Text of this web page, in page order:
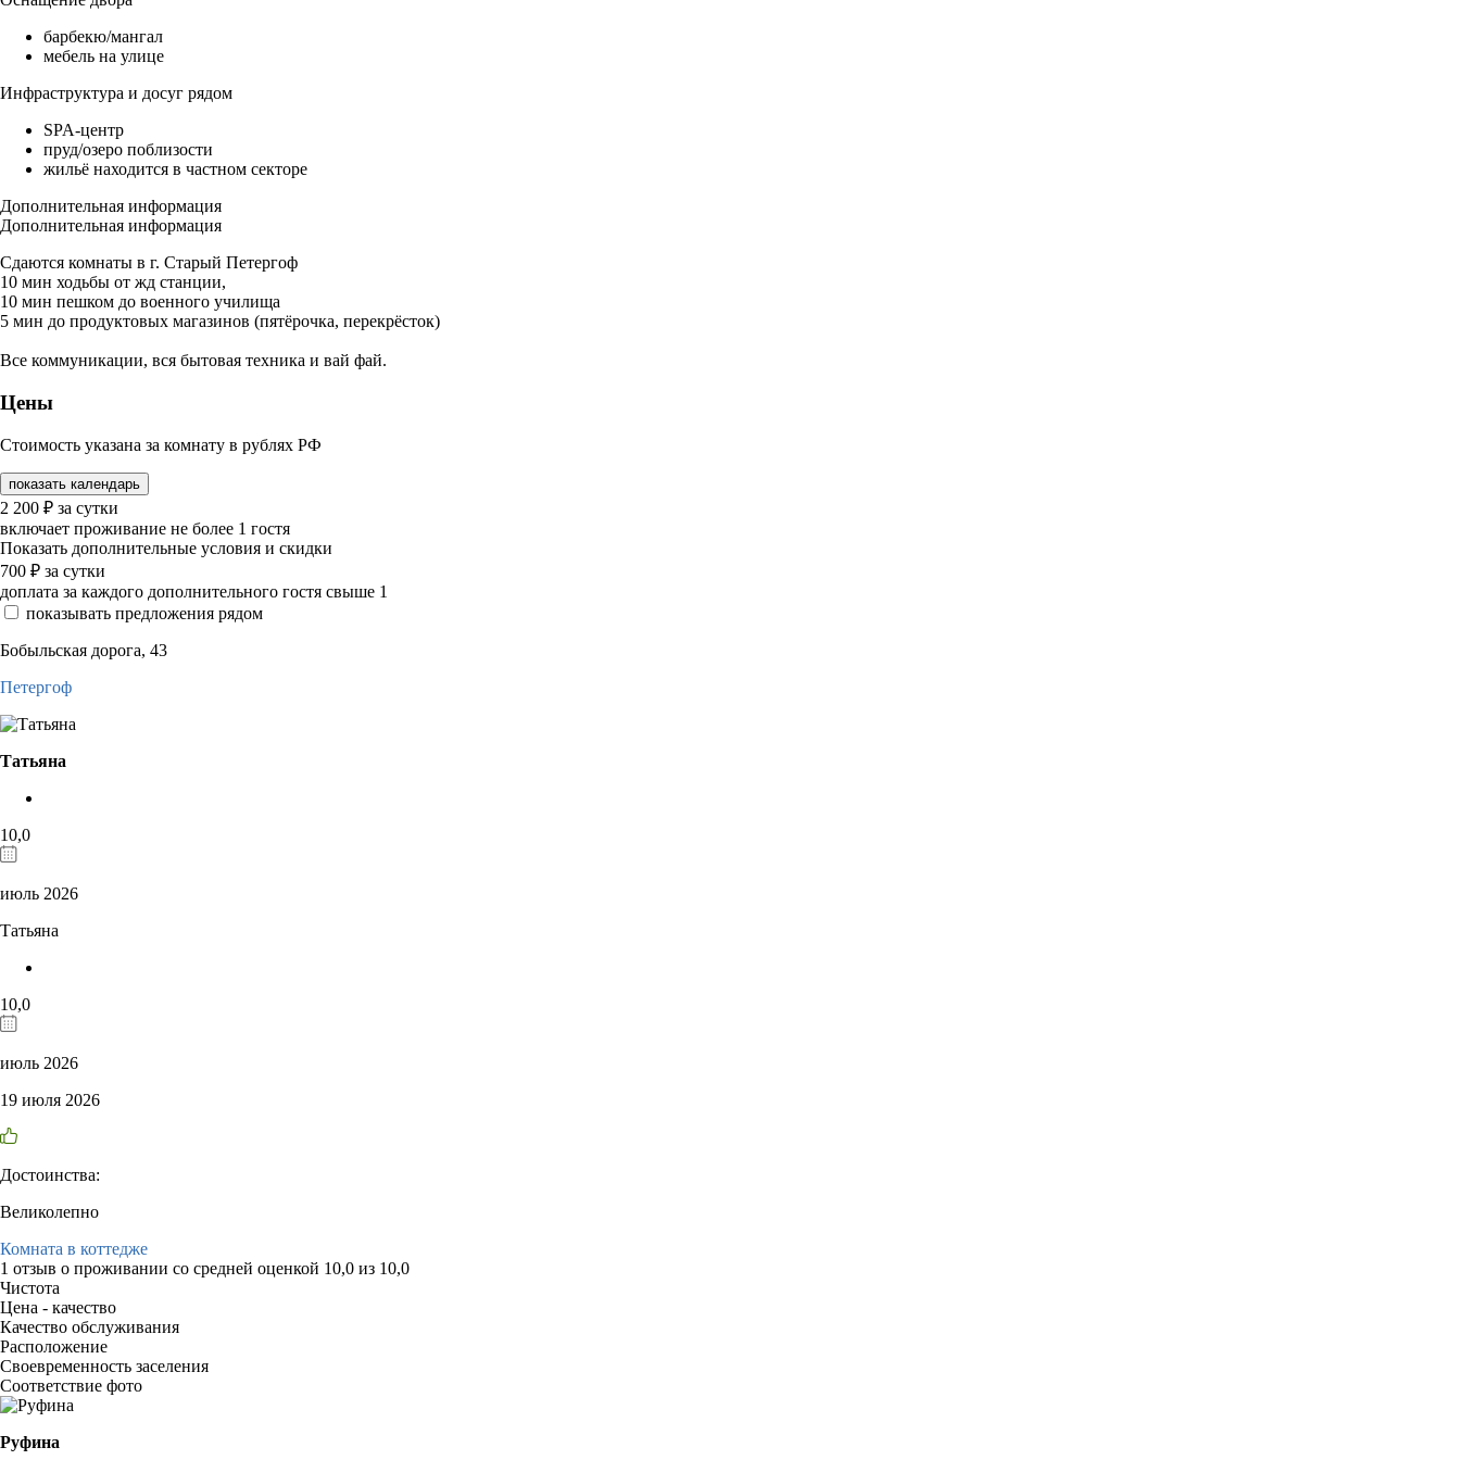
барбекю/мангал
мебель на улице
Инфраструктура и досуг рядом
SPA-центр
пруд/озеро поблизости
жильё находится в частном секторе
Дополнительная информация
Дополнительная информация
Сдаются комнаты в г. Старый Петергоф
10 мин ходьбы от жд станции,
10 мин пешком до военного училища
5 мин до продуктовых магазинов (пятёрочка, перекрёсток)
Все коммуникации, вся бытовая техника и вай фай.
Цены
Стоимость указана за комнату в рублях РФ
показать календарь
2 200 ₽ за сутки
включает проживание не более 1 гостя
Показать дополнительные условия и скидки
700 ₽ за сутки
доплата за каждого дополнительного гостя свыше 1
показывать предложения рядом
Бобыльская дорога, 43
Петергоф
Татьяна
10,0
июль 2026
Татьяна
10,0
июль 2026
19 июля 2026
Достоинства:
Великолепно
Комната в коттедже
1 отзыв о проживании со средней оценкой 10,0 из 10,0
Чистота
Цена - качество
Качество обслуживания
Расположение
Своевременность заселения
Соответствие фото
Руфина